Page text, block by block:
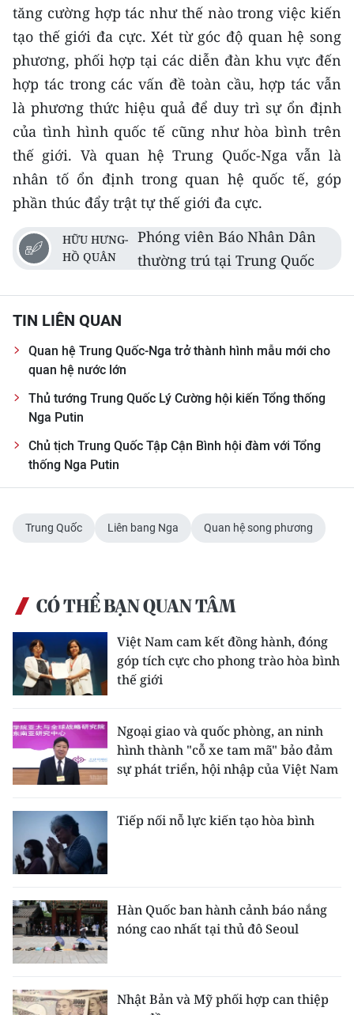
tăng cường hợp tác như thế nào trong việc kiến
tạo thế giới đa cực. Xét từ góc độ quan hệ song
phương, phối hợp tại các diễn đàn khu vực đến
hợp tác trong các vấn đề toàn cầu, hợp tác vẫn
là phương thức hiệu quả để duy trì sự ổn định
của tình hình quốc tế cũng như hòa bình trên
thế giới. Và quan hệ Trung Quốc-Nga vẫn là
nhân tố ổn định trong quan hệ quốc tế, góp
phần thúc đẩy trật tự thế giới đa cực.
HỮU HƯNG-
HỒ QUÂN
Phóng viên Báo Nhân Dân
thường trú tại Trung Quốc
TIN LIÊN QUAN
Quan hệ Trung Quốc-Nga trở thành hình mẫu mới cho
quan hệ nước lớn
Thủ tướng Trung Quốc Lý Cường hội kiến Tổng thống
Nga Putin
Chủ tịch Trung Quốc Tập Cận Bình hội đàm với Tổng
thống Nga Putin
Trung Quốc Liên bang Nga Quan hệ song phương
CÓ THỂ BẠN QUAN TÂM
Việt Nam cam kết đồng hành, đóng
góp tích cực cho phong trào hòa bình
thế giới
Ngoại giao và quốc phòng, an ninh
hình thành "cỗ xe tam mã" bảo đảm
sự phát triển, hội nhập của Việt Nam
Tiếp nối nỗ lực kiến tạo hòa bình
Hàn Quốc ban hành cảnh báo nắng
nóng cao nhất tại thủ đô Seoul
Nhật Bản và Mỹ phối hợp can thiệp